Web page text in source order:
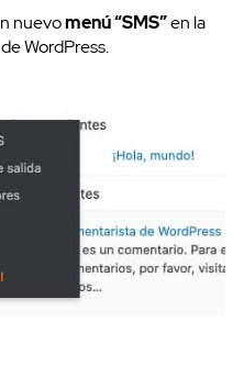
nuevomenú “SMS”en la
WordPress.